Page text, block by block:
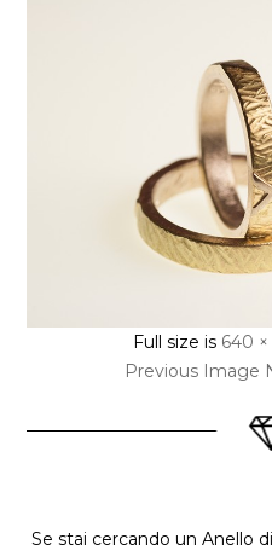
Full size is 640
Previous Image
Se stai cercando un Anello